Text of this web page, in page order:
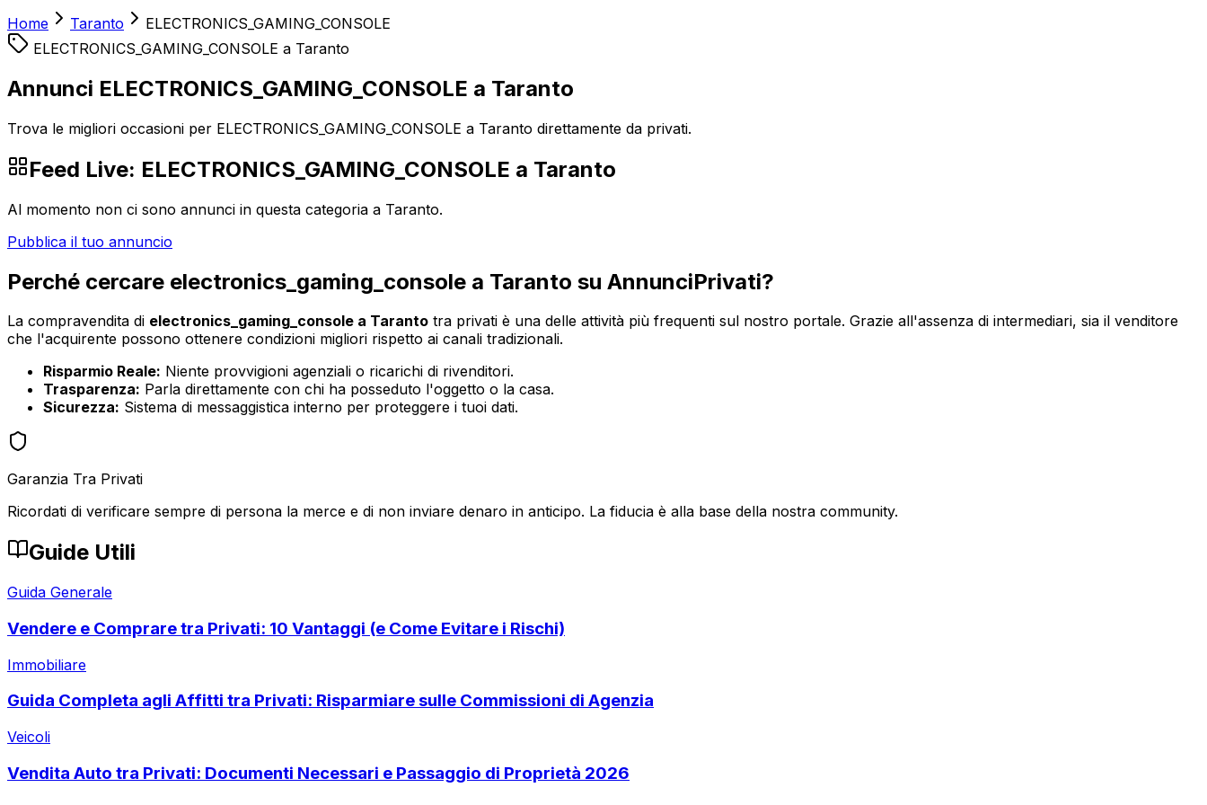
Home Taranto
ELECTRONICS_GAMING_CONSOLE
ELECTRONICS_GAMING_CONSOLE a Taranto
Annunci ELECTRONICS_GAMING_CONSOLE a Taranto
Trova le migliori occasioni per ELECTRONICS_GAMING_CONSOLE a Taranto direttamente da privati.
Feed Live: ELECTRONICS_GAMING_CONSOLE a Taranto
Al momento non ci sono annunci in questa categoria a Taranto.
Pubblica il tuo annuncio
Perché cercare electronics_gaming_console a Taranto su AnnunciPrivati?
La compravendita di electronics_gaming_console a Taranto tra privati è una delle attività più frequenti sul nostro portale. Grazie all'assenza di intermediari, sia il venditore
che l'acquirente possono ottenere condizioni migliori rispetto ai canali tradizionali.
Risparmio Reale: Niente provvigioni agenziali o ricarichi di rivenditori.
Trasparenza: Parla direttamente con chi ha posseduto l'oggetto o la casa.
Sicurezza: Sistema di messaggistica interno per proteggere i tuoi dati.
Garanzia Tra Privati
Ricordati di verificare sempre di persona la merce e di non inviare denaro in anticipo. La fiducia è alla base della nostra community.
Guide Utili
Guida Generale
Vendere e Comprare tra Privati: 10 Vantaggi (e Come Evitare i Rischi)
Immobiliare
Guida Completa agli Affitti tra Privati: Risparmiare sulle Commissioni di Agenzia
Veicoli
Vendita Auto tra Privati: Documenti Necessari e Passaggio di Proprietà 2026